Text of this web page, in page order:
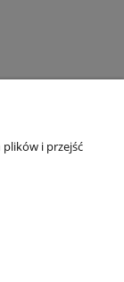
i przejść